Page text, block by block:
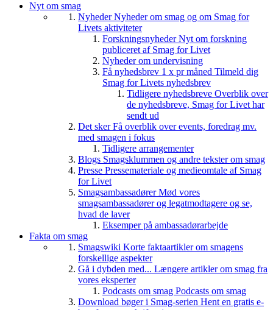
Nyt om smag
NyhederNyheder om smag og om Smag for
Livets aktiviteter
ForskningsnyhederNyt om forskning
publiceret af Smag for Livet
Nyheder om undervisning
Få nyhedsbrev 1 x pr måned Tilmeld dig
Smag for Livets nyhedsbrev
Tidligere nyhedsbreve Overblik over
de nyhedsbreve, Smag for Livet har
sendt ud
Det skerFå overblik over events, foredrag mv.
med smagen i fokus
Tidligere arrangementer
Blogs Smagsklummen og andre tekster om smag
Presse Pressemateriale og medieomtale af Smag
for Livet
SmagsambassadørerMød vores
smagsambassadører og legatmodtagere og se,
hvad de laver
Eksemper på ambassadørarbejde
Fakta om smag
Smagswiki Korte faktaartikler om smagens
forskellige aspekter
Gå i dybden med... Længere artikler om smag fra
vores eksperter
Podcasts om smag Podcasts om smag
Download bøger i Smag-serien Hent en gratis e-